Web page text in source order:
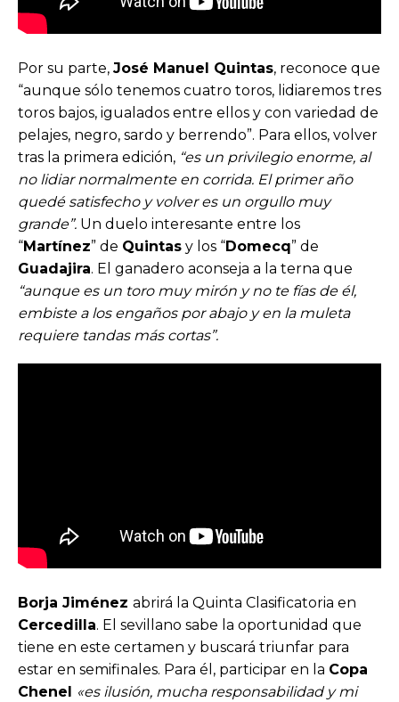
Por su parte, José Manuel Quintas, reconoce que
“aunque sólo tenemos cuatro toros, lidiaremos tres
toros bajos, igualados entre ellos y con variedad de
pelajes, negro, sardo y berrendo”. Para ellos, volver
tras la primera edición, “es un privilegio enorme, al
no lidiar normalmente en corrida. El primer año
quedé satisfecho y volver es un orgullo muy
grande”. Un duelo interesante entre los
“Martínez” de Quintas y los “Domecq” de
Guadajira. El ganadero aconseja a la terna que
“aunque es un toro muy mirón y no te fías de él,
embiste a los engaños por abajo y en la muleta
requiere tandas más cortas”.
Borja Jiménez abrirá la Quinta Clasificatoria en
Cercedilla. El sevillano sabe la oportunidad que
tiene en este certamen y buscará triunfar para
estar en semifinales. Para él, participar en la Copa
Chenel «es ilusión, mucha responsabilidad y mi